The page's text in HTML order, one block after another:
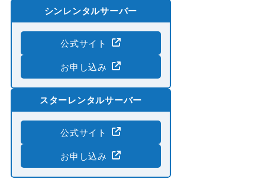
シンレンタルサーバー
公式サイト
お申し込み
スターレンタルサーバー
公式サイト
お申し込み